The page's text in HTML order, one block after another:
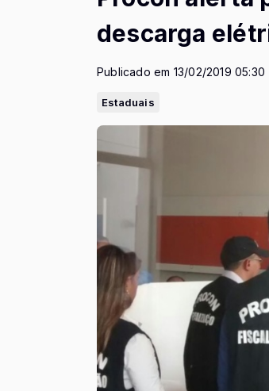
descarga
Publicado em 13/02/2019 05:30
Estaduais